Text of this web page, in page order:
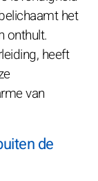
het
onthult.
heeft
van
de